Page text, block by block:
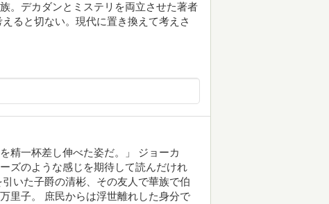
。デカダンとミステリを両立させた著者
ると切ない。現代に置き換えて考えさ
精一杯差し伸べた姿だ。」 ジョーカ
ズのような感じを期待して読んだけれ
いた子爵の清彬、その友人で華族で伯
里子。 庶民からは浮世離れした身分で